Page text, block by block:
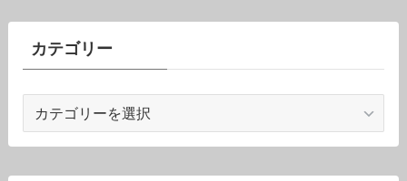
カテゴリー
ゴ
リ